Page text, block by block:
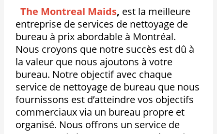
The Montreal Maids, est la meilleure
entreprise de services de nettoyage de
bureau à prix abordable à Montréal.
Nous croyons que notre succès est dû à
la valeur que nous ajoutons à votre
bureau. Notre objectif avec chaque
service de nettoyage de bureau que nous
fournissons est d’atteindre vos objectifs
commerciaux via un bureau propre et
organisé. Nous offrons un service de